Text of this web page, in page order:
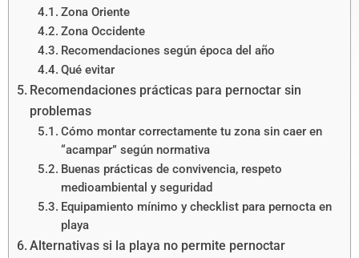
Zona Oriente
Zona Occidente
Recomendaciones según época del año
Qué evitar
Recomendaciones prácticas para pernoctar sin
problemas
Cómo montar correctamente tu zona sin caer en
“acampar” según normativa
Buenas prácticas de convivencia, respeto
medioambiental y seguridad
Equipamiento mínimo y checklist para pernocta en
playa
Alternativas si la playa no permite pernoctar